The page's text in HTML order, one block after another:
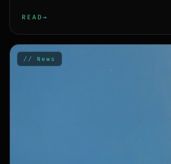
READ →
// News